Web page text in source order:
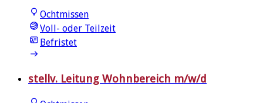
Ochtmissen
Voll- oder Teilzeit
Befristet
stellv. Leitung Wohnbereich m/w/d